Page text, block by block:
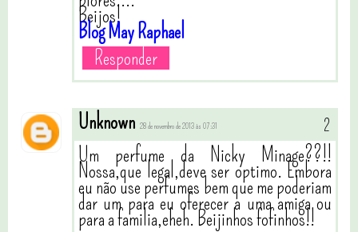
Beijos!
Blog May Raphael
Responder
Unknown 28 de novembro de 2013 às 07:31
Um perfume da Nicky Minage??!!
Nossa,que legal,deve ser optimo. Embora
eu não use perfumes bem que me poderiam
dar um para eu oferecer a uma amiga ou
para a familia,eheh. Beijinhos fofinhos!!